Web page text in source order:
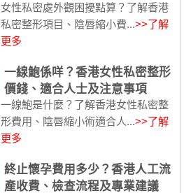
女性私密處外觀困擾點算？了解香港
私密整形項目、陰唇縮小費...>>了解
更多
一線鮑係咩？香港女性私密整形
價錢、適合人士及注意事項
一線鮑是什麼？了解香港女性私密整
形費用、陰唇縮小術適合人...>>了解
更多
終止懷孕費用多少？香港人工流
產收費、檢查流程及專業建議